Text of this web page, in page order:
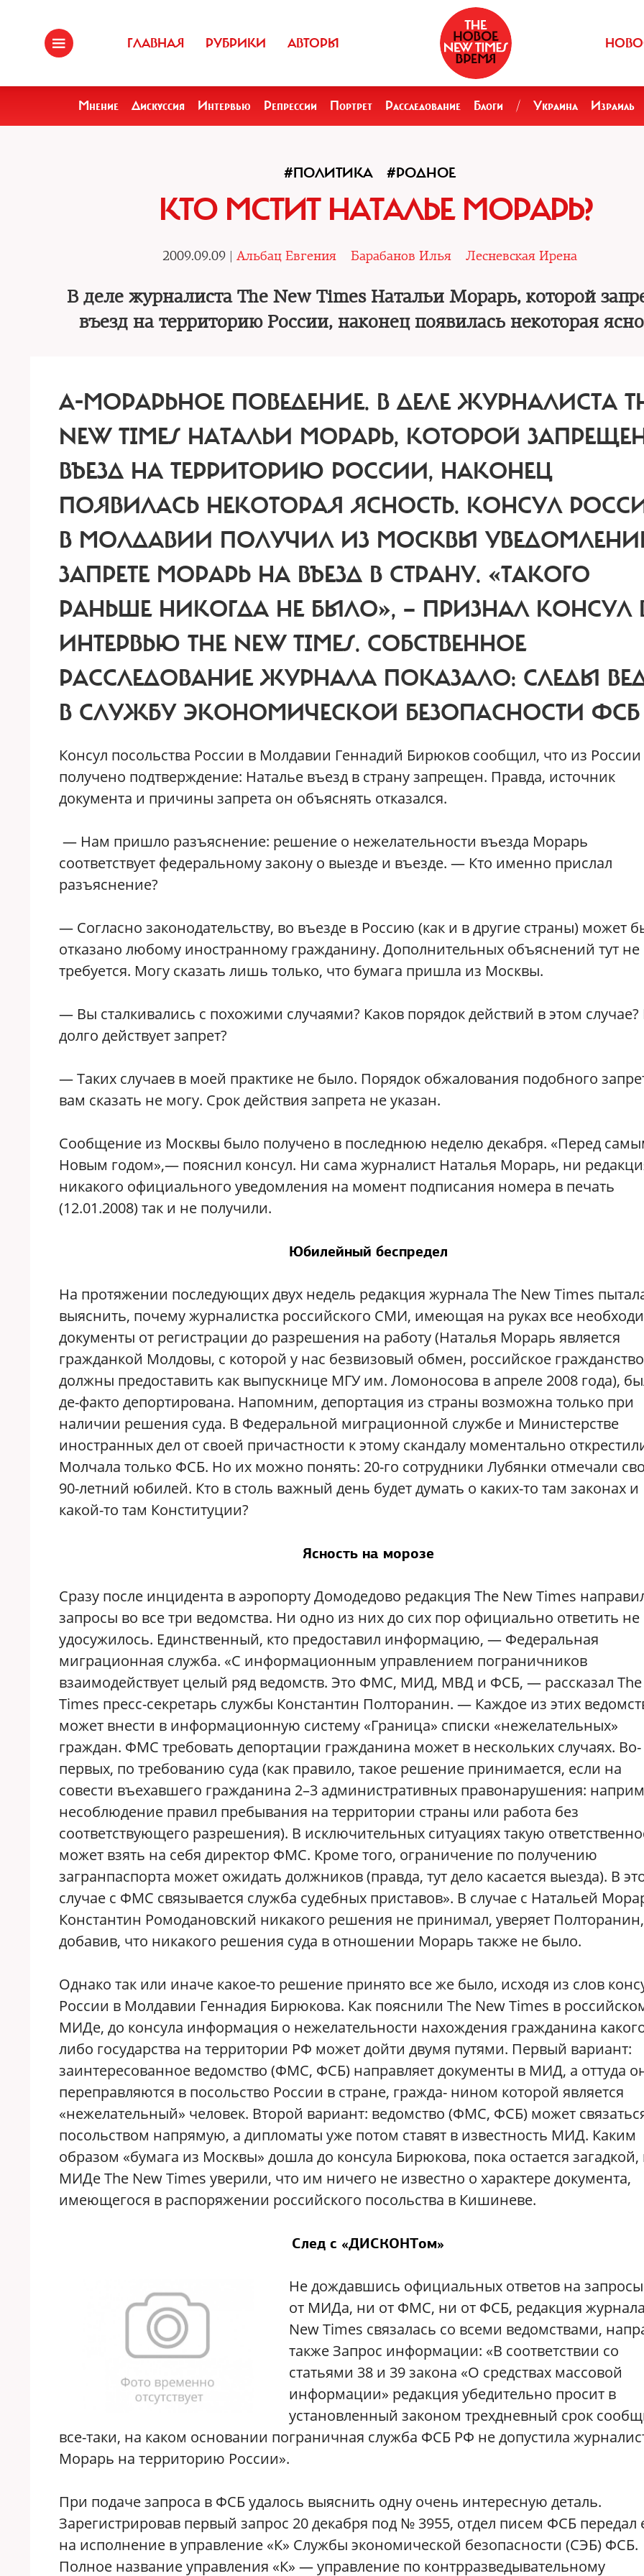
ГЛАВНАЯ РУБРИКИ АВТОРЫ
Мнение Дискуссия Интервью Репрессии Портрет Расследование Блоги / Украина Израиль
#ПОЛИТИКА #РОДНОЕ
КТО МСТИТ НАТАЛЬЕ МОРАРЬ?
2009.09.09 | Альбац Евгения Барабанов Илья Лесневская Ирена
В деле журналиста The New Times Натальи Морарь, которой
въезд на территорию России, наконец появилась некоторая
А-МОРАРЬНОЕ ПОВЕДЕНИЕ. В ДЕЛЕ ЖУРНАЛИСТА
NEW TIMES НАТАЛЬИ МОРАРЬ, КОТОРОЙ
ВЪЕЗД НА ТЕРРИТОРИЮ РОССИИ, НАКОНЕЦ
ПОЯВИЛАСЬ НЕКОТОРАЯ ЯСНОСТЬ. КОНСУЛ
В МОЛДАВИИ ПОЛУЧИЛ ИЗ МОСКВЫ
ЗАПРЕТЕ МОРАРЬ НА ВЪЕЗД В СТРАНУ. «ТАКОГО
РАНЬШЕ НИКОГДА НЕ БЫЛО», — ПРИЗНАЛ КОНСУЛ
ИНТЕРВЬЮ THE NEW TIMES. СОБСТВЕННОЕ
РАССЛЕДОВАНИЕ ЖУРНАЛА ПОКАЗАЛО: СЛЕДЫ
В СЛУЖБУ ЭКОНОМИЧЕСКОЙ БЕЗОПАСНОСТИ ФСБ
Консул посольства России в Молдавии Геннадий Бирюков сообщил, что из России
получено подтверждение: Наталье въезд в страну запрещен. Правда, источник
документа и причины запрета он объяснять отказался.
— Нам пришло разъяснение: решение о нежелательности въезда Морарь
соответствует федеральному закону о выезде и въезде. — Кто именно прислал
разъяснение?
— Согласно законодательству, во въезде в Россию (как и в другие страны) может
отказано любому иностранному гражданину. Дополнительных объяснений тут не
требуется. Могу сказать лишь только, что бумага пришла из Москвы.
— Вы сталкивались с похожими случаями? Каков порядок действий в этом случае?
долго действует запрет?
— Таких случаев в моей практике не было. Порядок обжалования подобного
вам сказать не могу. Срок действия запрета не указан.
Сообщение из Москвы было получено в последнюю неделю декабря. «Перед
Новым годом»,— пояснил консул. Ни сама журналист Наталья Морарь, ни
никакого официального уведомления на момент подписания номера в печать
(12.01.2008) так и не получили.
Юбилейный беспредел
На протяжении последующих двух недель редакция журнала The New Times
выяснить, почему журналистка российского СМИ, имеющая на руках все
документы от регистрации до разрешения на работу (Наталья Морарь является
гражданкой Молдовы, с которой у нас безвизовый обмен, российское
должны предоставить как выпускнице МГУ им. Ломоносова в апреле 2008 года),
де-факто депортирована. Напомним, депортация из страны возможна только при
наличии решения суда. В Федеральной миграционной службе и Министерстве
иностранных дел от своей причастности к этому скандалу моментально
Молчала только ФСБ. Но их можно понять: 20-го сотрудники Лубянки отмечали
90-летний юбилей. Кто в столь важный день будет думать о каких-то там законах и
какой-то там Конституции?
Ясность на морозе
Сразу после инцидента в аэропорту Домодедово редакция The New Times
запросы во все три ведомства. Ни одно из них до сих пор официально ответить не
удосужилось. Единственный, кто предоставил информацию, — Федеральная
миграционная служба. «С информационным управлением пограничников
взаимодействует целый ряд ведомств. Это ФМС, МИД, МВД и ФСБ, — рассказал
Times пресс-секретарь службы Константин Полторанин. — Каждое из этих
может внести в информационную систему «Граница» списки «нежелательных»
граждан. ФМС требовать депортации гражданина может в нескольких случаях. Во-
первых, по требованию суда (как правило, такое решение принимается, если на
совести въехавшего гражданина 2–3 административных правонарушения:
несоблюдение правил пребывания на территории страны или работа без
соответствующего разрешения). В исключительных ситуациях такую
может взять на себя директор ФМС. Кроме того, ограничение по получению
загранпаспорта может ожидать должников (правда, тут дело касается выезда). В
случае с ФМС связывается служба судебных приставов». В случае с Натальей
Константин Ромодановский никакого решения не принимал, уверяет Полторанин,
добавив, что никакого решения суда в отношении Морарь также не было.
Однако так или иначе какое-то решение принято все же было, исходя из слов
России в Молдавии Геннадия Бирюкова. Как пояснили The New Times в
МИДе, до консула информация о нежелательности нахождения гражданина
либо государства на территории РФ может дойти двумя путями. Первый вариант:
заинтересованное ведомство (ФМС, ФСБ) направляет документы в МИД, а оттуда
переправляются в посольство России в стране, гражда- нином которой является
«нежелательный» человек. Второй вариант: ведомство (ФМС, ФСБ) может
посольством напрямую, а дипломаты уже потом ставят в известность МИД. Каким
образом «бумага из Москвы» дошла до консула Бирюкова, пока остается загадкой,
МИДе The New Times уверили, что им ничего не известно о характере документа,
имеющегося в распоряжении российского посольства в Кишиневе.
След с «ДИСКОНТом»
Не дождавшись официальных ответов на
от МИДа, ни от ФМС, ни от ФСБ, редакция
New Times связалась со всеми ведомствами,
также Запрос информации: «В соответствии со
статьями 38 и 39 закона «О средствах массовой
информации» редакция убедительно просит в
установленный законом трехдневный срок
все-таки, на каком основании пограничная служба ФСБ РФ не допустила
Морарь на территорию России».
При подаче запроса в ФСБ удалось выяснить одну очень интересную деталь.
Зарегистрировав первый запрос 20 декабря под № 3955, отдел писем ФСБ передал
на исполнение в управление «К» Службы экономической безопасности (СЭБ) ФСБ.
Полное название управления «К» — управление по контрразведывательному